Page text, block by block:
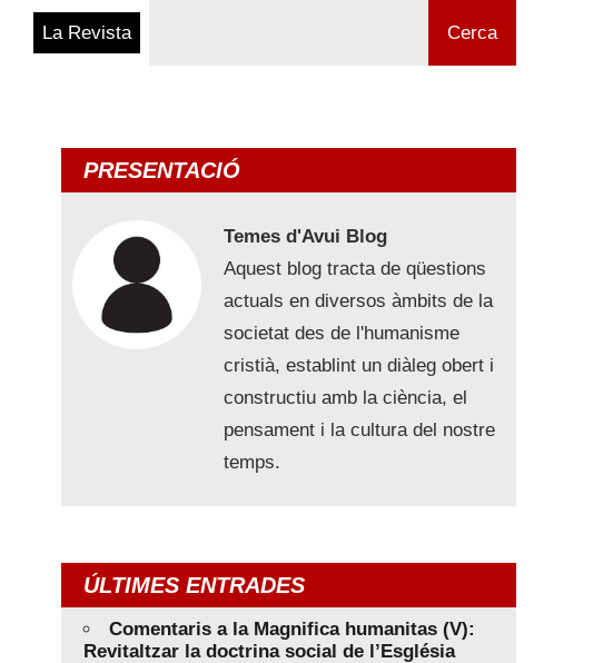
Cerca
La Revista
PRESENTACIÓ
Temes d'Avui Blog
Aquest blog tracta de qüestions
actuals en diversos àmbits de la
societat des de l'humanisme
cristià, establint un diàleg obert i
constructiu amb la ciència, el
pensament i la cultura del nostre
temps.
ÚLTIMES ENTRADES
Comentaris a la Magnifica humanitas (V):
Revitaltzar la doctrina social de l’Església